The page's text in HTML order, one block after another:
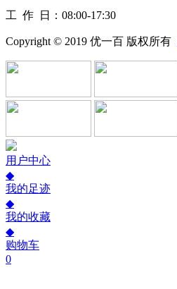
工作 日：08:00-17:30
Copyright © 2019 优一百 版权所有
用户中心
◆
我的足迹
◆
我的收藏
◆
购物车
0